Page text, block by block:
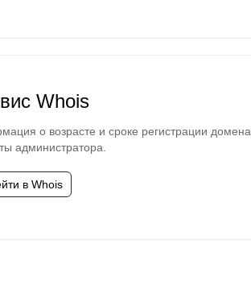
Whois
о возрасте и сроке регистрации домена,
администратора.
в Whois